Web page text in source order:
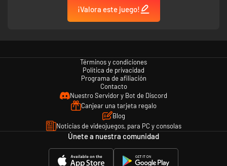
¡Valora este juego!
Términos y condiciones
Política de privacidad
Programa de afiliación
Contacto
Nuestro Servidor y Bot de Discord
Canjear una tarjeta regalo
Blog
Noticias de videojuegos, para PC y consolas
Únete a nuestra comunidad